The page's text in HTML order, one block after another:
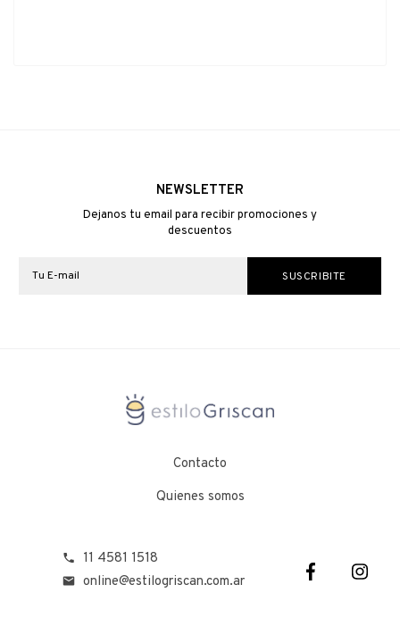
NEWSLETTER
Dejanos tu email para recibir promociones y
descuentos
Contacto
Quienes somos
11 4581 1518
online@estilogriscan.com.ar